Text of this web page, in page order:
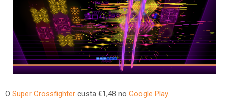
O Super Crossfighter custa €1,48 no Google Play.